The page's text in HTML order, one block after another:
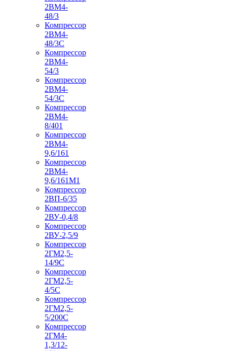
2ВМ4-
48/3
Компрессор
2ВМ4-
48/3С
Компрессор
2ВМ4-
54/3
Компрессор
2ВМ4-
54/3С
Компрессор
2ВМ4-
8/401
Компрессор
2ВМ4-
9,6/161
Компрессор
2ВМ4-
9,6/161М1
Компрессор
2ВП-6/35
Компрессор
2ВУ-0,4/8
Компрессор
2ВУ-2,5/9
Компрессор
2ГМ2,5-
14/9С
Компрессор
2ГМ2,5-
4/5С
Компрессор
2ГМ2,5-
5/200С
Компрессор
2ГМ4-
1,3/12-